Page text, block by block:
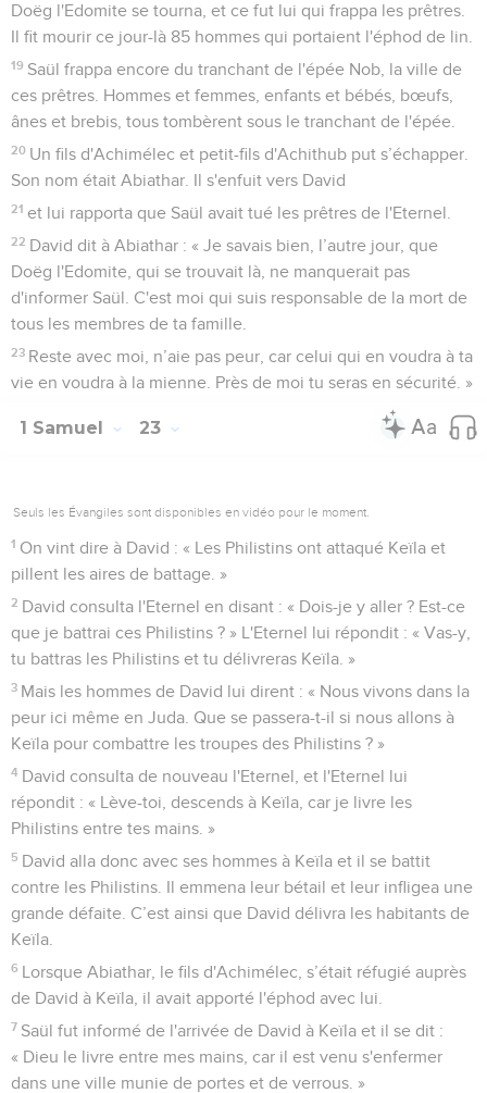
Doëg l'Edomite se tourna, et ce fut lui qui frappa les prêtres.
Il fit mourir ce jour-là 85 hommes qui portaient l'éphod de lin.
19 Saül frappa encore du tranchant de l'épée Nob, la ville de
ces prêtres. Hommes et femmes, enfants et bébés, bœufs,
ânes et brebis, tous tombèrent sous le tranchant de l'épée.
20 Un fils d'Achimélec et petit-fils d'Achithub put s’échapper.
Son nom était Abiathar. Il s'enfuit vers David
21 et lui rapporta que Saül avait tué les prêtres de l'Eternel.
22 David dit à Abiathar : « Je savais bien, l’autre jour, que
Doëg l'Edomite, qui se trouvait là, ne manquerait pas
d'informer Saül. C'est moi qui suis responsable de la mort de
tous les membres de ta famille.
23 Reste avec moi, n’aie pas peur, car celui qui en voudra à ta
vie en voudra à la mienne. Près de moi tu seras en sécurité. »
1 Samuel 23
Seuls les Évangiles sont disponibles en vidéo pour le moment.
1 On vint dire à David : « Les Philistins ont attaqué Keïla et
pillent les aires de battage. »
2 David consulta l'Eternel en disant : « Dois-je y aller ? Est-ce
que je battrai ces Philistins ? » L'Eternel lui répondit : « Vas-y,
tu battras les Philistins et tu délivreras Keïla. »
3 Mais les hommes de David lui dirent : « Nous vivons dans la
peur ici même en Juda. Que se passera-t-il si nous allons à
Keïla pour combattre les troupes des Philistins ? »
4 David consulta de nouveau l'Eternel, et l'Eternel lui
répondit : « Lève-toi, descends à Keïla, car je livre les
Philistins entre tes mains. »
5 David alla donc avec ses hommes à Keïla et il se battit
contre les Philistins. Il emmena leur bétail et leur infligea une
grande défaite. C’est ainsi que David délivra les habitants de
Keïla.
6 Lorsque Abiathar, le fils d'Achimélec, s’était réfugié auprès
de David à Keïla, il avait apporté l'éphod avec lui.
7 Saül fut informé de l'arrivée de David à Keïla et il se dit :
« Dieu le livre entre mes mains, car il est venu s'enfermer
dans une ville munie de portes et de verrous. »